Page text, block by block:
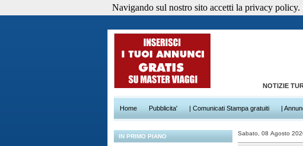
NOTIZIE
Home Pubblicita' | Comunicati Stampa gratuiti |
IN PRIMO PIANO Sabato, 08 Agosto
Navigando sul nostro sito accetti la privacy